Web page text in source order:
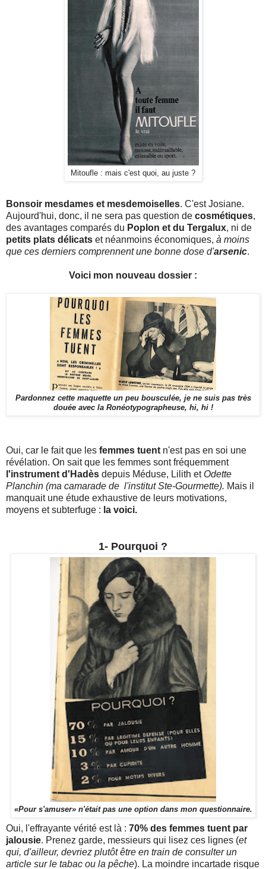
Mitoufle : mais c'est quoi, au juste ?
Bonsoir mesdames et mesdemoiselles. C'est Josiane.
Aujourd'hui, donc, il ne sera pas question de cosmétiques,
des avantages comparés du Poplon et du Tergalux, ni de
petits plats délicats et néanmoins économiques, à moins
que ces derniers comprennent une bonne dose d'arsenic.
Voici mon nouveau dossier :
Pardonnez cette maquette un peu bousculée, je ne suis pas très
douée avec la Ronéotypographeuse, hi, hi !
Oui, car le fait que les femmes tuent n'est pas en soi une
révélation. On sait que les femmes sont fréquemment
l'instrument d'Hadès depuis Méduse, Lilith et Odette
Planchin (ma camarade de l'institut Ste-Gourmette). Mais il
manquait une étude exhaustive de leurs motivations,
moyens et subterfuge : la voici.
1- Pourquoi ?
«Pour s'amuser» n'était pas une option dans mon questionnaire.
Oui, l'effrayante vérité est là : 70% des femmes tuent par
jalousie. Prenez garde, messieurs qui lisez ces lignes (et
qui, d'ailleur, devriez plutôt être en train de consulter un
article sur le tabac ou la pêche). La moindre incartade risque